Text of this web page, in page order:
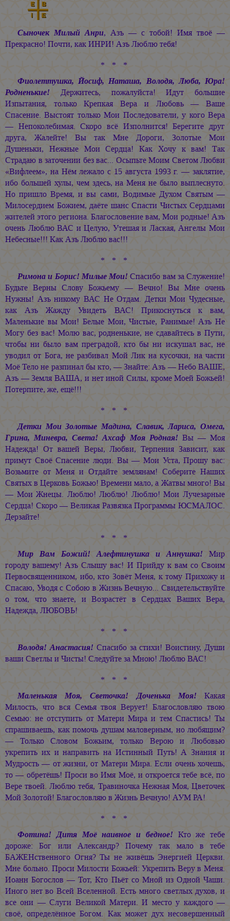
Сыночек Милый Анри, Азъ — с тобой! Имя твоё —
Прекрасно! Почти, как ИНРИ! Азъ Люблю тебя!
* * *
Фиолеттушка, Йосиф, Наташа, Володя, Люба, Юра!
Родненькие! Держитесь, пожалуйста! Идут большие
Изпытания, только Крепкая Вера и Любовь — Ваше
Спасение. Выстоят только Мои Последователи, у кого Вера
— Непоколебимая. Скоро всё Изполнится! Берегите друг
друга, Жалейте! Вы так Мне Дороги, Золотые Мои
Душеньки, Нежные Мои Сердца! Как Хочу к вам! Так
Страдаю в заточении без вас... Осыпьте Моим Светом Любви
«Вифлеем», на Нём лежало с 15 августа 1993 г. — заклятие,
ибо большей хулы, чем здесь, на Меня не было выплеснуто.
Но пришло Время, и вы сами, Водимые Духом Святым —
Милосердием Божием, даёте шанс Спасти Чистых Сердцами
жителей этого региона. Благословение вам, Мои родные! Азъ
очень Люблю ВАС и Целую, Утешая и Лаская, Ангелы Мои
Небесные!!! Как Азъ Люблю вас!!!
* * *
Римона и Борис! Милые Мои! Спасибо вам за Служение!
Будьте Верны Слову Божьему — Вечно! Вы Мне очень
Нужны! Азъ никому ВАС Не Отдам. Детки Мои Чудесные,
как Азъ Жажду Увидеть ВАС! Прикоснуться к вам,
Маленькие вы Мои! Белые Мои, Чистые, Ранимые! Азъ Не
Могу без вас! Молю вас, родненькие, не сдавайтесь в Пути,
чтобы ни было вам преградой, кто бы ни искушал вас, не
уводил от Бога, не разбивал Мой Лик на кусочки, на части
Моё Тело не разпинал бы кто, — Знайте: Азъ — Небо ВАШЕ,
Азъ — Земля ВАША, и нет иной Силы, кроме Моей Божьей!
Потерпите, же, ещё!!!
* * *
Детки Мои Золотые Мадина, Славик, Лариса, Омега,
Грина, Миневра, Света! Ахсаф Моя Родная! Вы — Моя
Надежда! От вашей Веры, Любви, Терпения Зависит, как
примут Своё Спасение люди. Вы — Мои Уста, Прошу вас:
Возьмите от Меня и Отдайте землянам! Соберите Наших
Святых в Церковь Божью! Времени мало, а Жатвы много! Вы
— Мои Жнецы. Люблю! Люблю! Люблю! Мои Лучезарные
Сердца! Скоро — Великая Развязка Программы ЮСМАЛОС.
Дерзайте!
* * *
Мир Вам Божий! Алефтинушка и Аннушка! Мир
городу вашему! Азъ Слышу вас! И Прийду к вам со Своим
Первосвященником, ибо, кто Зовёт Меня, к тому Прихожу и
Спасаю, Уводя с Собою в Жизнь Вечную... Свидетельствуйте
о том, что знаете, и Возрастёт в Сердцах Ваших Вера,
Надежда, ЛЮБОВЬ!
* * *
Володя! Анастасия! Спасибо за стихи! Воистину, Души
ваши Светлы и Чисты! Следуйте за Мною! Люблю ВАС!
* * *
Маленькая Моя, Светочка! Доченька Моя! Какая
Милость, что вся Семья твоя Верует! Благословляю твою
Семью: не отступить от Матери Мира и тем Спастись! Ты
спрашиваешь, как помочь душам маловерным, но любящим?
— Только Словом Божьим, только Верою и Любовью
укрепить их и направить на Истинный Путь! А Знания и
Мудрость — от жизни, от Матери Мира. Если очень хочешь,
то — обретёшь! Проси во Имя Моё, и откроется тебе всё, по
Вере твоей. Люблю тебя, Травиночка Нежная Моя, Цветочек
Мой Золотой! Благословляю в Жизнь Вечную! АУМ РА!
* * *
Фотина! Дитя Моё наивное и бедное! Кто же тебе
дороже: Бог или Александр? Почему так мало в тебе
БАЖЕНственного Огня? Ты не живёшь Энергией Церкви.
Мне больно. Проси Милости Божьей: Укрепить Веру в Меня.
Иоанн Богослов — Тот, Кто Пьёт со Мной из Одной Чаши.
Иного нет во Всей Вселенной. Есть много светлых духов, и
все они — Слуги Великой Матери. И место у каждого —
своё, определённое Богом. Как может дух несовершенный